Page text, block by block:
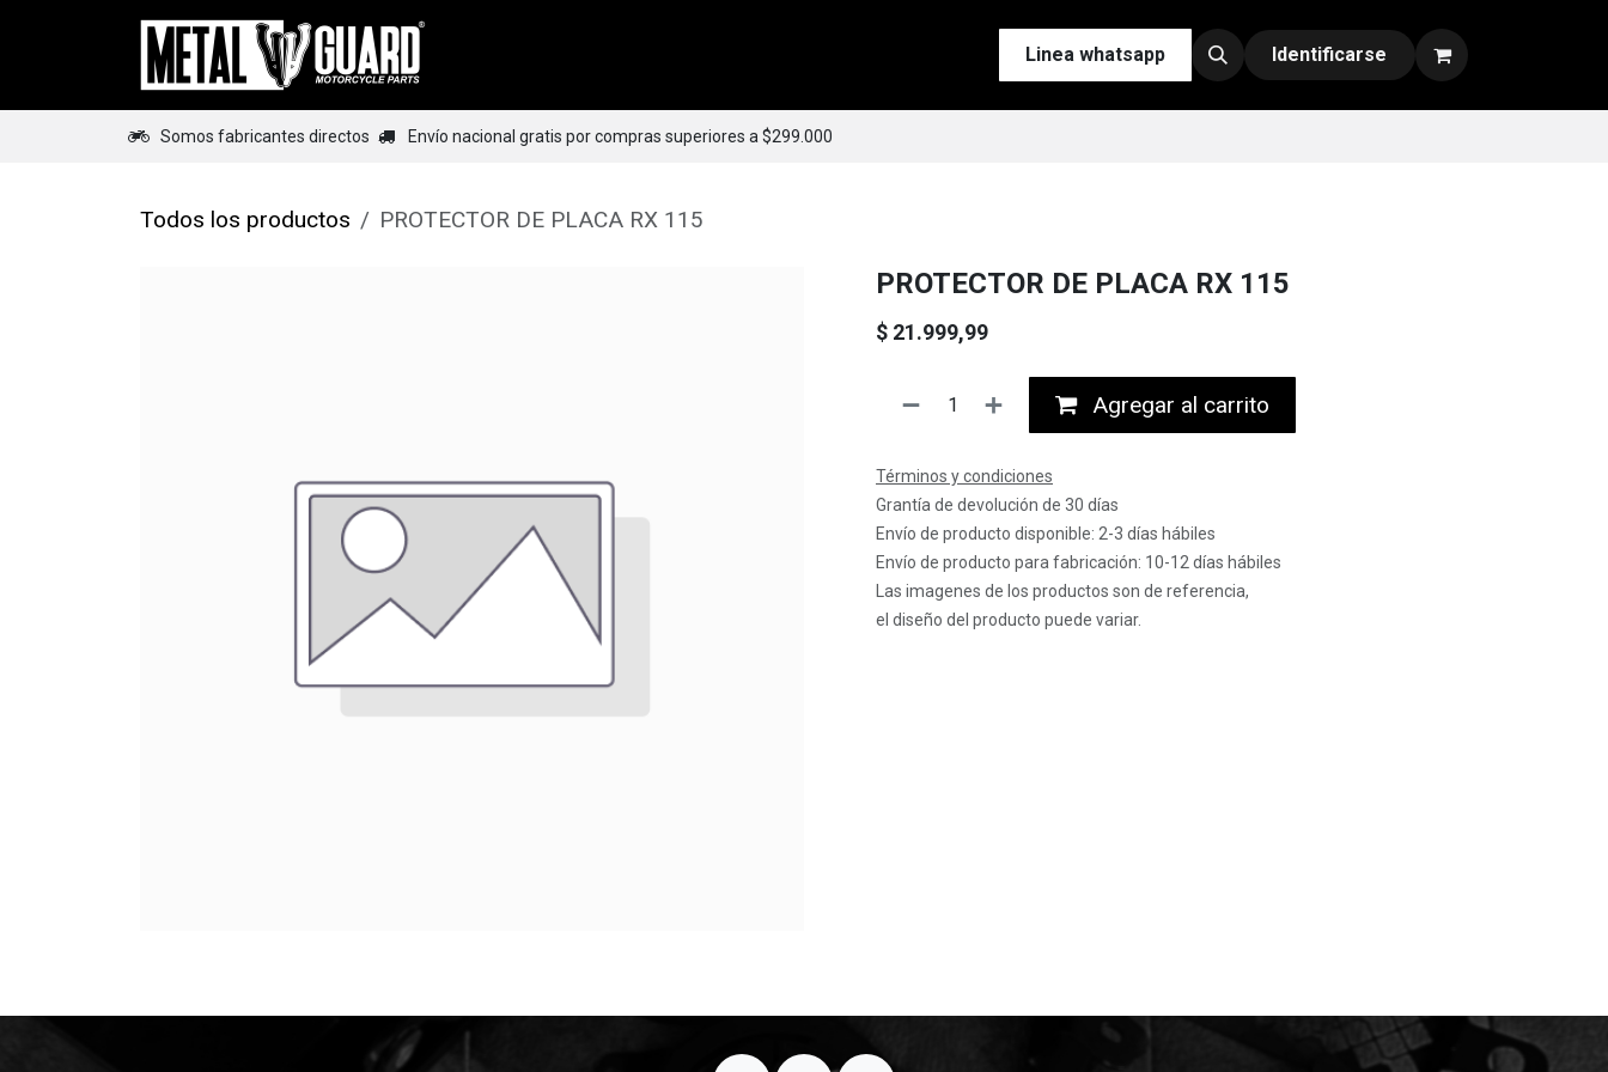
Ir al contenido
Esenciales Contáctenos Nuestras Redes y Canales de Venta
Linea whatsapp Identificarse
Somos fabricantes directos Envío nacional gratis por compras superiores a $299.000
Todos los productos PROTECTOR DE PLACA RX 115
PROTECTOR DE PLACA RX 115
$ 21.999,99
Agregar al carrito
Términos y condiciones
Grantía de devolución de 30 días
Envío de producto disponible: 2-3 días hábiles
Envío de producto para fabricación: 10-12 días hábiles
Las imagenes de los productos son de referencia,
el diseño del producto puede variar.